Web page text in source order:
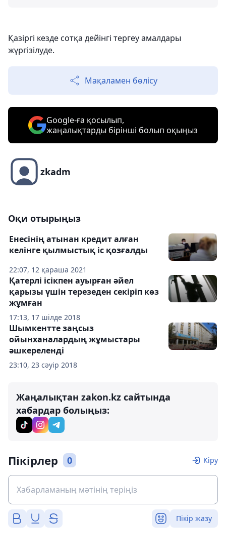
Қазіргі кезде сотқа дейінгі тергеу амалдары
жүргізілуде.
Мақаламен бөлісу
Google-ға қосылып,
жаңалықтарды бірінші болып оқыңыз
zkadm
Оқи отырыңыз
22:07, 12 қараша 2021
Енесінің атынан кредит алған
келінге қылмыстық іс қозғалды
17:13, 17 шілде 2018
Қатерлі ісікпен ауырған әйел
қарызы үшін терезеден секіріп көз
жұмған
23:10, 23 сәуір 2018
Шымкентте заңсыз
ойынханалардың жұмыстары
әшкереленді
Жаңалықтан zakon.kz сайтында
хабардар болыңыз:
Пікірлер 0 Кіру
Пікір жазу